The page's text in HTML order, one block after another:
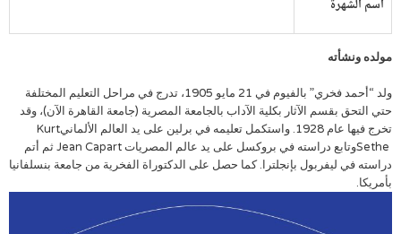
اسم الشهرة
مولده ونشأته
ولد “أحمد ‏فخري” بالفيوم في 21 مايو 1905، تدرج في مراحل التعليم المختلفة
حتي التحق بقسم الآثار بكلية الآداب بالجامعة المصرية (جامعة القاهرة الآن)، وقد
تخرج فيها عام 1928. واستكمل ‏تعليمه في برلين على يد العالم الألماني‎ Kurt
Sethe ‎وتابع دراسته في بروكسل على يد عالم المصريات‎ Jean Capart ‎ثم أتم
‏دراسته في ليفربول بإنجلترا. كما حصل على الدكتوراة الفخرية من جامعة بنسلفانيا
بأمريكا.